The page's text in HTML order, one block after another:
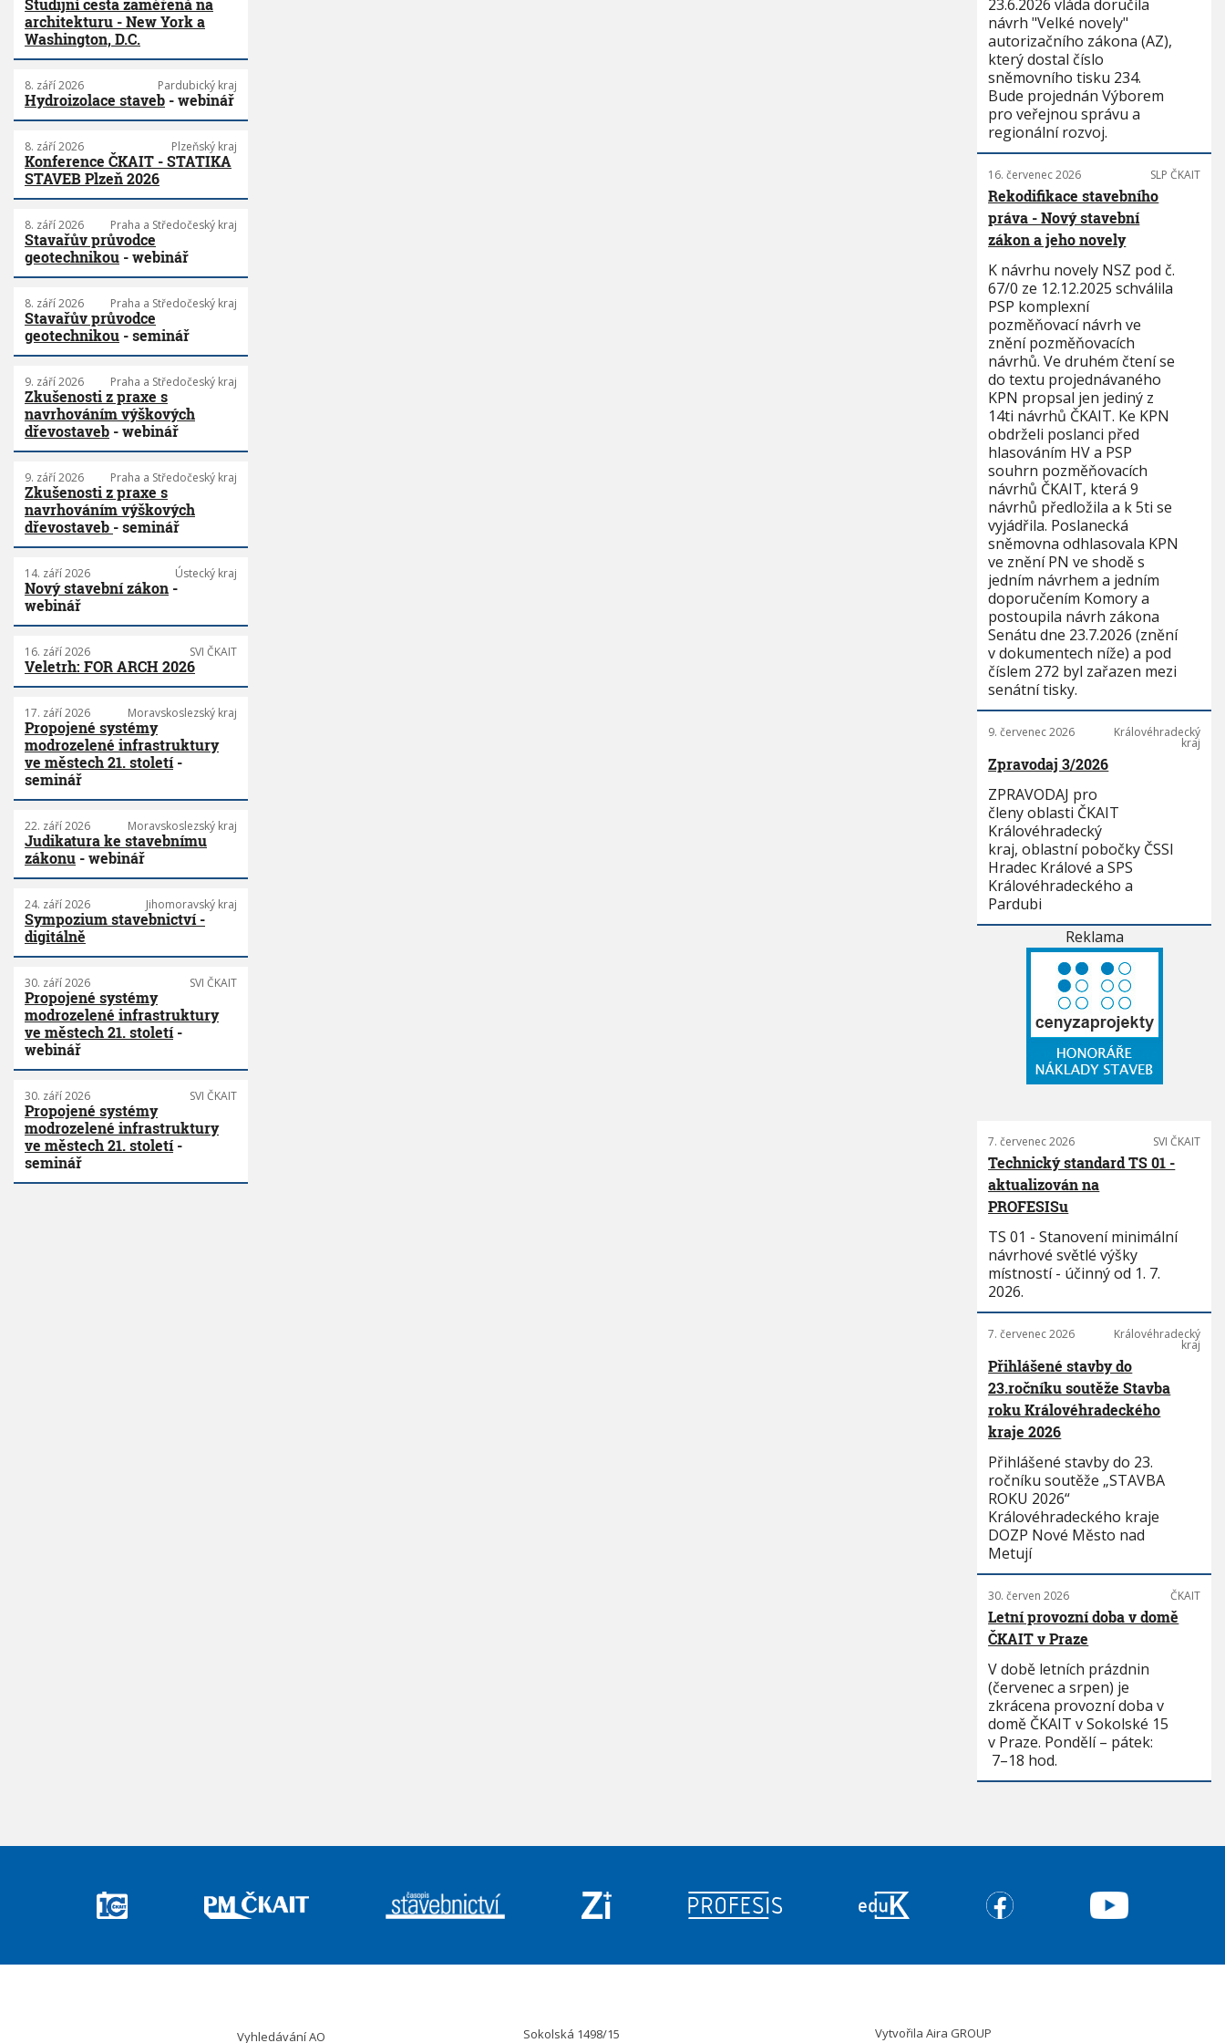
Studijní cesta zaměřená na
architekturu - New York a
Washington, D.C.
8. září 2026 Pardubický kraj
Hydroizolace staveb - webinář
8. září 2026 Plzeňský kraj
Konference ČKAIT - STATIKA
STAVEB Plzeň 2026
8. září 2026 Praha a Středočeský kraj
Stavařův průvodce
geotechnikou - webinář
8. září 2026 Praha a Středočeský kraj
Stavařův průvodce
geotechnikou - seminář
9. září 2026 Praha a Středočeský kraj
Zkušenosti z praxe s
navrhováním výškových
dřevostaveb - webinář
9. září 2026 Praha a Středočeský kraj
Zkušenosti z praxe s
navrhováním výškových
dřevostaveb - seminář
14. září 2026 Ústecký kraj
Nový stavební zákon -
webinář
16. září 2026 SVI ČKAIT
Veletrh: FOR ARCH 2026
17. září 2026 Moravskoslezský kraj
Propojené systémy
modrozelené infrastruktury
ve městech 21. století-
seminář
22. září 2026 Moravskoslezský kraj
Judikatura ke stavebnímu
zákonu - webinář
24. září 2026 Jihomoravský kraj
Sympozium stavebnictví -
digitálně
30. září 2026 SVI ČKAIT
Propojené systémy
modrozelené infrastruktury
ve městech 21. století-
webinář
30. září 2026 SVI ČKAIT
Propojené systémy
modrozelené infrastruktury
ve městech 21. století-
seminář
23.6.2026 vláda doručila
návrh "Velké novely"
autorizačního zákona (AZ),
který dostal číslo
sněmovního tisku 234.
Bude projednán Výborem
pro veřejnou správu a
regionální rozvoj.
16. červenec 2026 SLP ČKAIT
Rekodifikace stavebního
práva - Nový stavební
zákon a jeho novely
K návrhu novely NSZ pod č.
67/0 ze 12.12.2025 schválila
PSP komplexní
pozměňovací návrh ve
znění pozměňovacích
návrhů. Ve druhém čtení se
do textu projednávaného
KPN propsal jen jediný z
14ti návrhů ČKAIT. Ke KPN
obdrželi poslanci před
hlasováním HV a PSP
souhrn pozměňovacích
návrhů ČKAIT, která 9
návrhů předložila a k 5ti se
vyjádřila. Poslanecká
sněmovna odhlasovala KPN
ve znění PN ve shodě s
jedním návrhem a jedním
doporučením Komory a
postoupila návrh zákona
Senátu dne 23.7.2026 (znění
v dokumentech níže) a pod
číslem 272 byl zařazen mezi
senátní tisky.
9. červenec 2026 Královéhradecký
kraj
Zpravodaj 3/2026
ZPRAVODAJ pro
členy oblasti ČKAIT
Královéhradecký
kraj, oblastní pobočky ČSSI
Hradec Králové a SPS
Královéhradeckého a
Pardubi
Reklama
7. červenec 2026 SVI ČKAIT
Technický standard TS 01 -
aktualizován na
PROFESISu
TS 01 - Stanovení minimální
návrhové světlé výšky
místností - účinný od 1. 7.
2026.
7. červenec 2026 Královéhradecký
kraj
Přihlášené stavby do
23.ročníku soutěže Stavba
roku Královéhradeckého
kraje 2026
Přihlášené stavby do 23.
ročníku soutěže „STAVBA
ROKU 2026“
Královéhradeckého kraje
DOZP Nové Město nad
Metují
30. červen 2026 ČKAIT
Letní provozní doba v domě
ČKAIT v Praze
V době letních prázdnin
(červenec a srpen) je
zkrácena provozní doba v
domě ČKAIT v Sokolské 15
v Praze. Pondělí – pátek:
7–18 hod.
Vyhledávání AO Sokolská 1498/15 VytvořilaAira GROUP